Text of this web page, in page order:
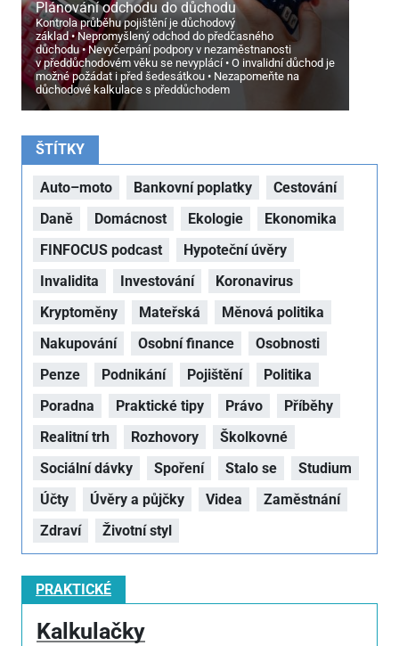
Plánování odchodu do důchodu
Kontrola průběhu pojištění je důchodový
základ
Nepromyšlený odchod do předčasného
důchodu
Nevyčerpání podpory v nezaměstnanosti
v předdůchodovém věku se nevyplácí
O invalidní důchod je
možné požádat i před šedesátkou
Nezapomeňte na
důchodové kalkulace s předdůchodem
ŠTÍTKY
Auto–moto Bankovní poplatky
Cestování
Daně
Domácnost Ekologie
Ekonomika
FINFOCUS podcast
Hypoteční úvěry
Invalidita
Investování
Koronavirus
Kryptoměny
Mateřská
Měnová politika
Nakupování
Osobní finance
Osobnosti
Penze
Podnikání Pojištění
Politika
Poradna
Praktické tipy Právo
Příběhy
Realitní trh
Rozhovory
Školkovné
Sociální dávky
Spoření Stalo se
Studium
Účty
Úvěry a půjčky Videa
Zaměstnání
Zdraví
Životní styl
PRAKTICKÉ
Kalkulačky